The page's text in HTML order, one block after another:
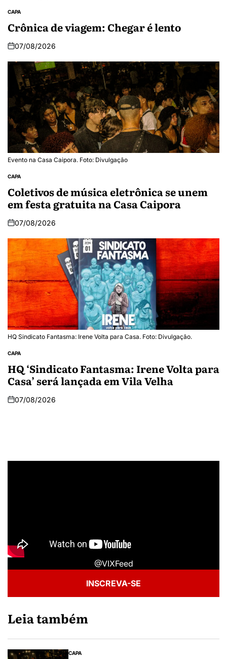
CAPA
Crônica de viagem: Chegar é lento
07/08/2026
Evento na Casa Caipora. Foto: Divulgação
CAPA
Coletivos de música eletrônica se unem
em festa gratuita na Casa Caipora
07/08/2026
HQ Sindicato Fantasma: Irene Volta para Casa. Foto: Divulgação.
CAPA
HQ ‘Sindicato Fantasma: Irene Volta para
Casa’ será lançada em Vila Velha
07/08/2026
@VIXFeed
INSCREVA-SE
Leia também
CAPA